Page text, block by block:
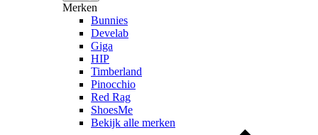
Merken
Bunnies
Develab
Giga
HIP
Timberland
Pinocchio
Red Rag
ShoesMe
Bekijk alle merken